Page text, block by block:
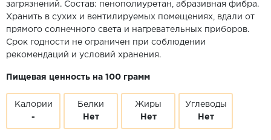
загрязнений. Состав: пенополиуретан, абразивная фибра.
Хранить в сухих и вентилируемых помещениях, вдали от
прямого солнечного света и нагревательных приборов.
Срок годности не ограничен при соблюдении
рекомендаций и условий хранения.
Пищевая ценность на 100 грамм
Калории
-
Белки
Нет
Жиры
Нет
Углеводы
Нет